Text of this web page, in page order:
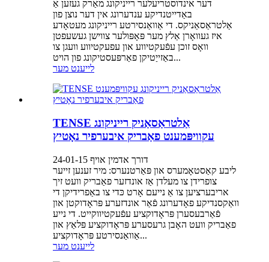
דער אינדוסטריעלער רייניקונג מאַרק געזען אַ
באַדייטנדיקע ענדערונג אין דער נוצן פון
אַלטראַסאַניקס. די אַוואַנסירטע רייניקונג מעטאָדע
איז געוואָרן אַלץ מער פּאָפּולער צווישן געשעפטן
וואָס זוכן עפֿעקטיווע און עפעקטיווע וועגן צו
באַזייַטיקן פאַרפּעסטיקונג פון הויט...
לייענט מער
TENSE אַלטראַסאַניק רייניקונג
עקוויפּמענט פאַבריק איבערפיר נאָטיץ
דורך אדמין אויף 24-01-15
ליבע קאַסטאָמערס און פּאַרטנערס: מיר זענען זייער
צופרידן צו מעלדן אַז אונדזער פאַבריק וועט זיך
אריבערציען צו אַ נייעם אָרט כּדי צו באַפרידיקן די
וואַקסנדיקע פאָדערונג פֿאַר אונדזערע פּראָדוקטן און
פֿאַרבעסערן פּראָדוקציע עפֿעקטיווקייט. די נייע
פאַבריק וועט האָבן גרעסערע פּראָדוקציע פּלאַץ און
אַוואַנסירטע פּראָדוקציע...
לייענט מער